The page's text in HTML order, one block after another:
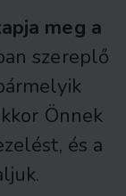
meg a
szereplő
Önnek
és a